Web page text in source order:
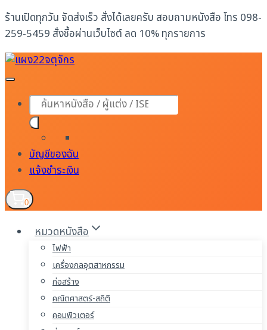
Skip
to
content
ร้านเปิดทุกวัน จัดส่งเร็ว สั่งได้เลยครับ สอบถามหนังสือ โทร 098-
259-5459 สั่งซื้อผ่านเว็บไซต์ ลด 10% ทุกรายการ
Products
search
บัญชีของฉัน
แจ้งชำระเงิน
0
หมวดหนังสือ
ไฟฟ้า
เครื่องกลอุตสาหกรรม
ก่อสร้าง
คณิตศาสตร์-สถิติ
คอมพิวเตอร์